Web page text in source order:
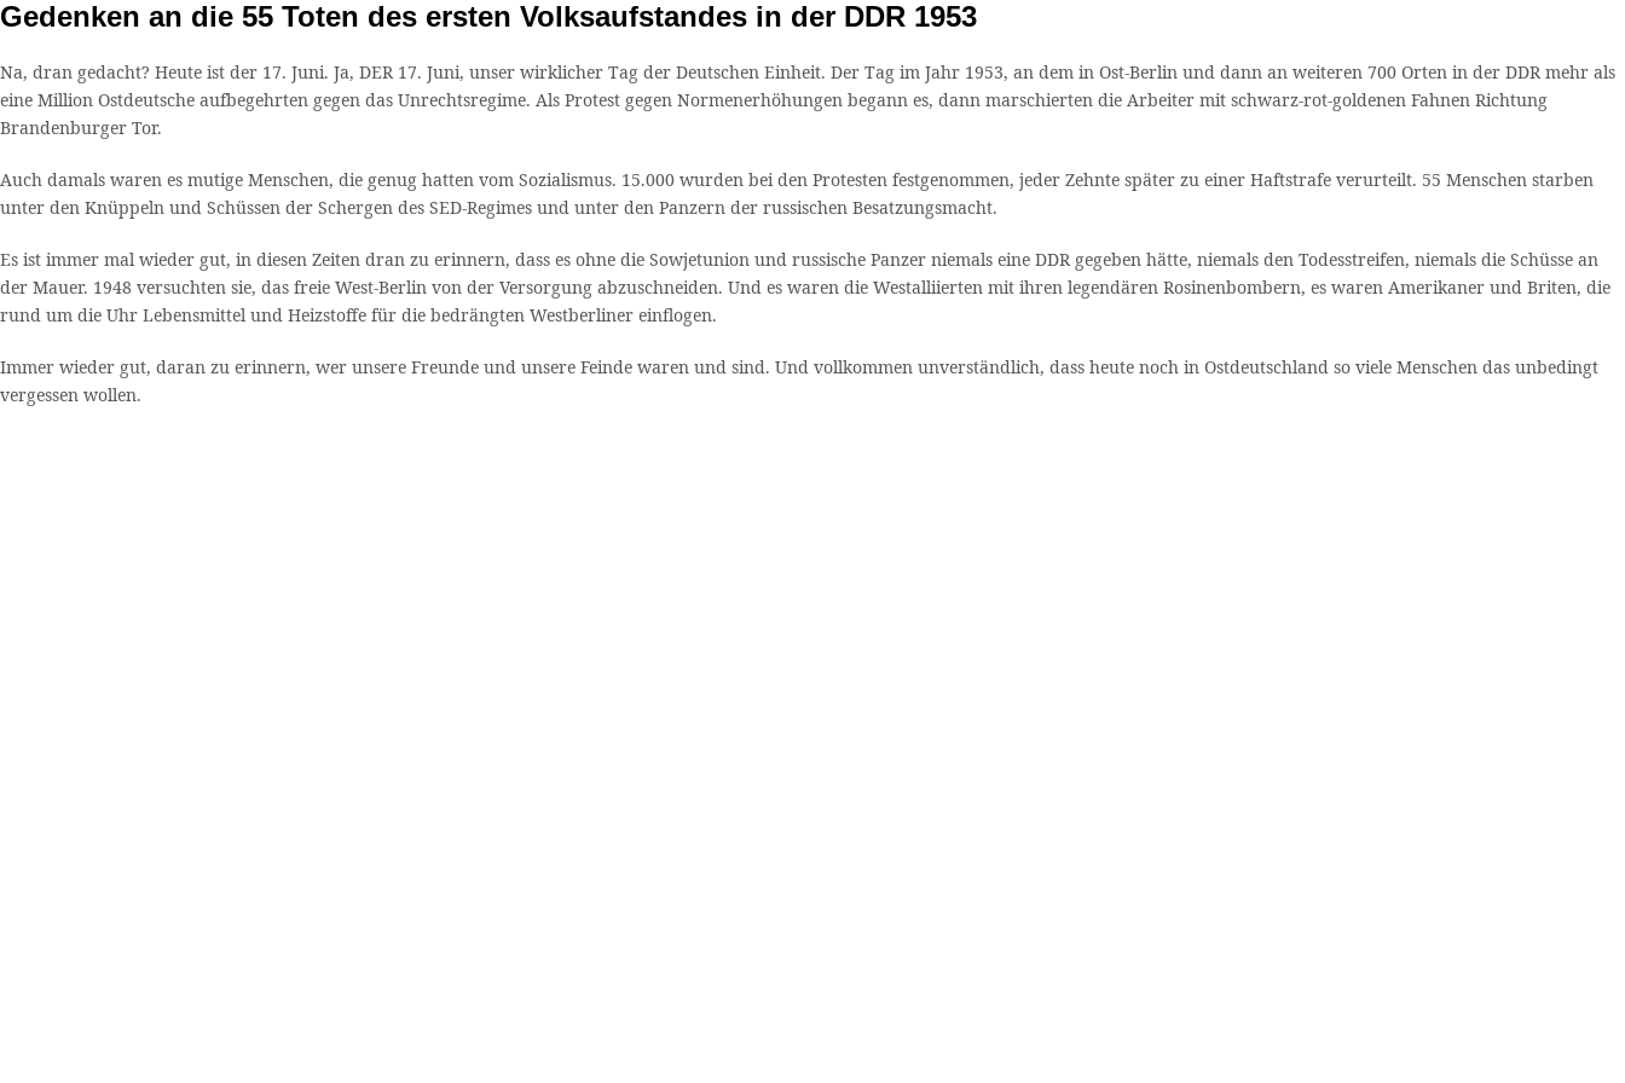
Gedenken an die 55 Toten des ersten Volksaufstandes in der DDR 1953
Na, dran gedacht? Heute ist der 17. Juni. Ja, DER 17. Juni, unser wirklicher Tag der Deutschen Einheit. Der Tag im Jahr 1953, an dem in Ost-Berlin und dann an weiteren 700 Orten in der DDR mehr als
eine Million Ostdeutsche aufbegehrten gegen das Unrechtsregime. Als Protest gegen Normenerhöhungen begann es, dann marschierten die Arbeiter mit schwarz-rot-goldenen Fahnen Richtung
Brandenburger Tor.
Auch damals waren es mutige Menschen, die genug hatten vom Sozialismus. 15.000 wurden bei den Protesten festgenommen, jeder Zehnte später zu einer Haftstrafe verurteilt. 55 Menschen starben
unter den Knüppeln und Schüssen der Schergen des SED-Regimes und unter den Panzern der russischen Besatzungsmacht.
Es ist immer mal wieder gut, in diesen Zeiten dran zu erinnern, dass es ohne die Sowjetunion und russische Panzer niemals eine DDR gegeben hätte, niemals den Todesstreifen, niemals die Schüsse an
der Mauer. 1948 versuchten sie, das freie West-Berlin von der Versorgung abzuschneiden. Und es waren die Westalliierten mit ihren legendären Rosinenbombern, es waren Amerikaner und Briten, die
rund um die Uhr Lebensmittel und Heizstoffe für die bedrängten Westberliner einflogen.
Immer wieder gut, daran zu erinnern, wer unsere Freunde und unsere Feinde waren und sind. Und vollkommen unverständlich, dass heute noch in Ostdeutschland so viele Menschen das unbedingt
vergessen wollen.